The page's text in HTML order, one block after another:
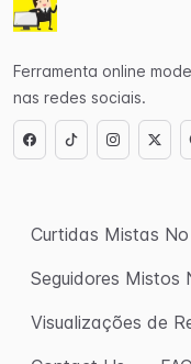
Ferramenta online
nas redes sociais.
Curtidas Mistas
Seguidores Mistos
Visualizações de